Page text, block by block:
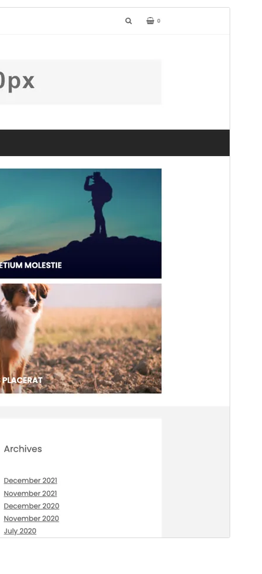
Senast uppdaterat
30 maj 2026
Aktiva installationer